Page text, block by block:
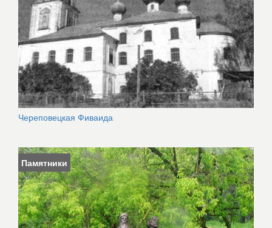
Череповецкая Фиваида
Памятники